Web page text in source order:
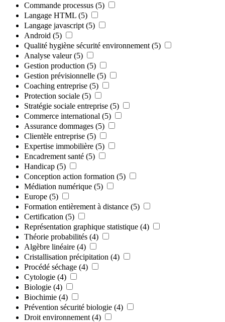
Commande processus (5)
Langage HTML (5)
Langage javascript (5)
Android (5)
Qualité hygiène sécurité environnement (5)
Analyse valeur (5)
Gestion production (5)
Gestion prévisionnelle (5)
Coaching entreprise (5)
Protection sociale (5)
Stratégie sociale entreprise (5)
Commerce international (5)
Assurance dommages (5)
Clientèle entreprise (5)
Expertise immobilière (5)
Encadrement santé (5)
Handicap (5)
Conception action formation (5)
Médiation numérique (5)
Europe (5)
Formation entièrement à distance (5)
Certification (5)
Représentation graphique statistique (4)
Théorie probabilités (4)
Algèbre linéaire (4)
Cristallisation précipitation (4)
Procédé séchage (4)
Cytologie (4)
Biologie (4)
Biochimie (4)
Prévention sécurité biologie (4)
Droit environnement (4)